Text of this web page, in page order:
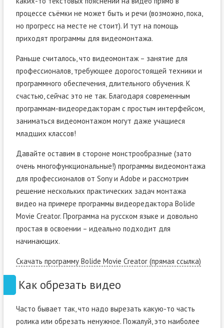
процессе съёмки не может быть и речи (возможно, пока,
но прогресс на месте не стоит). И тут на помощь
приходят программы для видеомонтажа.
Раньше считалось, что видеомонтаж – занятие для
профессионалов, требующее дорогостоящей техники и
программного обеспечения, длительного обучения. К
счастью, сейчас это не так. Благодаря современным
программам-видеоредакторам с простым интерфейсом,
заниматься видеомонтажом могут даже учащиеся
младших классов!
Давайте оставим в стороне монстрообразные (зато
очень многофункциональные!) программы видеомонтажа
для профессионалов от Sony и Adobe и рассмотрим
решение нескольких практических задач монтажа
видео на примере программы видеоредактора Bolide
Movie Creator. Программа на русском языке и довольно
простая в освоении – идеально подходит для
начинающих.
Скачать программу Bolide Movie Creator (прямая ссылка)
Как обрезать видео
Часто бывает так, что надо вырезать какую-то часть
ролика или обрезать ненужное. Пожалуй, это наиболее